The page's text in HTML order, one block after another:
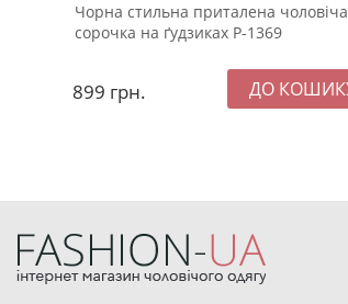
Чорна стильна приталена чоловіча
сорочка на ґудзиках Р-1369
899 грн.